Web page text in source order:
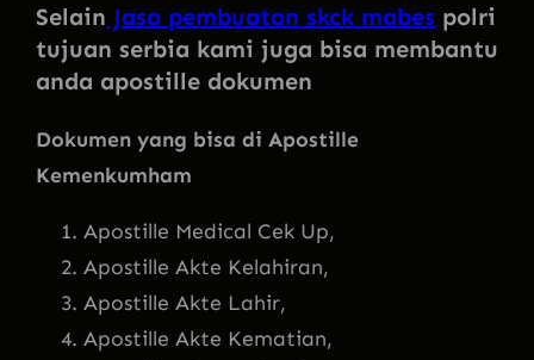
Selain Jasa pembuatan skck mabes polri
tujuan serbia kami juga bisa membantu
anda apostille dokumen
Dokumen yang bisa di Apostille
Kemenkumham
Apostille Medical Cek Up,
Apostille Akte Kelahiran,
Apostille Akte Lahir,
Apostille Akte Kematian,